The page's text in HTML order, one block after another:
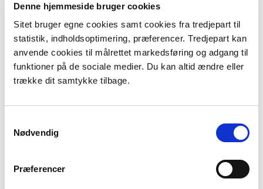
Denne hjemmeside bruger cookies
Sitet bruger egne cookies samt cookies fra tredjepart til
statistik, indholdsoptimering, præferencer. Tredjepart kan
anvende cookies til målrettet markedsføring og adgang til
funktioner på de sociale medier. Du kan altid ændre eller
trække dit samtykke tilbage.
Nødvendig
Præferencer
Stk. 5.
Juridiske personer kan pålægges strafansvar
efter reglerne i straffelovens 5. Kapitel.
Af VVM-bekendtgørelsen fremgår:
Miljøstyrelsen varetager kommunalbestyrelsens
opgaver og beføjelser efter loven for følgende
1) Projekter hvor staten, jf. § 2, nr. 2 3, er bygherre, jf.